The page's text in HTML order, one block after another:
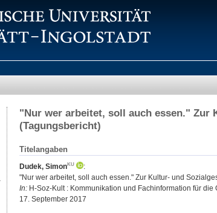
"Nur wer arbeitet, soll auch essen."
(Tagungsbericht)
Titelangaben
Dudek, Simon
:
"Nur wer arbeitet, soll auch essen." Zur Kultur- und
In: H-Soz-Kult : Kommunikation und Fachinformation für die
17. September 2017